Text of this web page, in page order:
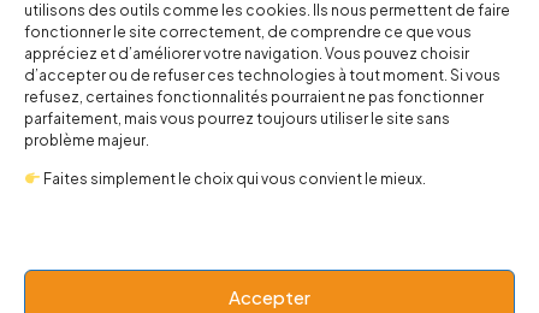
utilisons des outils comme les cookies. Ils nous permettent de faire
fonctionner le site correctement, de comprendre ce que vous
appréciez et d’améliorer votre navigation. Vous pouvez choisir
d’accepter ou de refuser ces technologies à tout moment. Si vous
refusez, certaines fonctionnalités pourraient ne pas fonctionner
parfaitement, mais vous pourrez toujours utiliser le site sans
problème majeur.
Faites simplement le choix qui vous convient le mieux.
Accepter